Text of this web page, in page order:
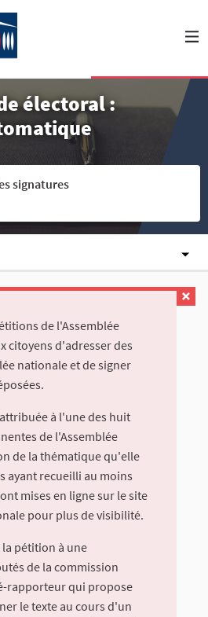
électoral :
signatures
de l'Assemblée
citoyens d'adresser des
nationale et de signer
à l'une des huit
de l'Assemblée
de la thématique qu'elle
ayant recueilli au moins
mises en ligne sur le site
pour plus de visibilité.
pétition à une
de la commission
rapporteur qui propose
le texte au cours d'un